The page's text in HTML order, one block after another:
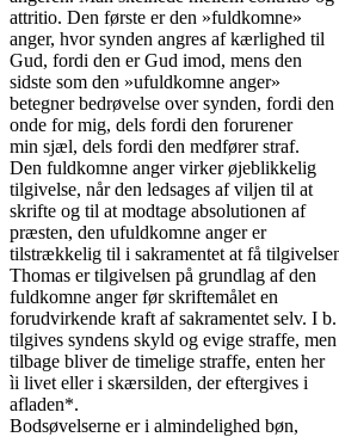
attritio. Den første er den »fuldkomne»
anger, hvor synden angres af kærlighed til
Gud, fordi den er Gud imod, mens den
sidste som den »ufuldkomne anger»
betegner bedrøvelse over synden, fordi den
onde for mig, dels fordi den forurener
min sjæl, dels fordi den medfører straf.
Den fuldkomne anger virker øjeblikkelig
tilgivelse, når den ledsages af viljen til at
skrifte og til at modtage absolutionen af
præsten, den ufuldkomne anger er
tilstrækkelig til i sakramentet at få
Thomas er tilgivelsen på grundlag af den
fuldkomne anger før skriftemålet en
forudvirkende kraft af sakramentet selv. I b.
tilgives syndens skyld og evige straffe, men
tilbage bliver de timelige straffe, enten her
ìi livet eller i skærsilden, der eftergives i
afladen*.
Bodsøvelserne er i almindelighed bøn,